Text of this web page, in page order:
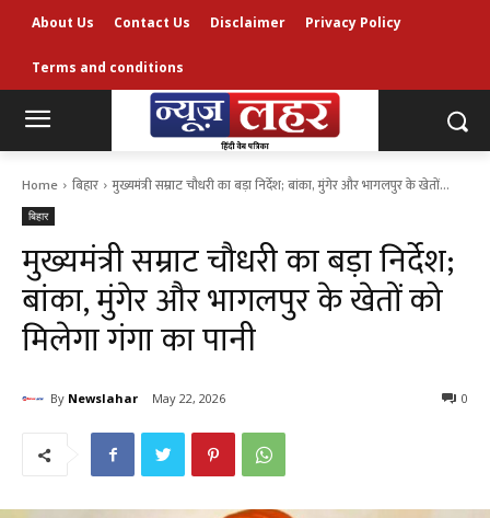
About Us Contact Us Disclaimer Privacy Policy
Terms and conditions
Home बिहार मुख्यमंत्री सम्राट चौधरी का बड़ा निर्देश; बांका, मुंगेर और भागलपुर के खेतों...
बिहार
मुख्यमंत्री सम्राट चौधरी का बड़ा निर्देश;
बांका, मुंगेर और भागलपुर के खेतों को
मिलेगा गंगा का पानी
By Newslahar May 22, 2026 0